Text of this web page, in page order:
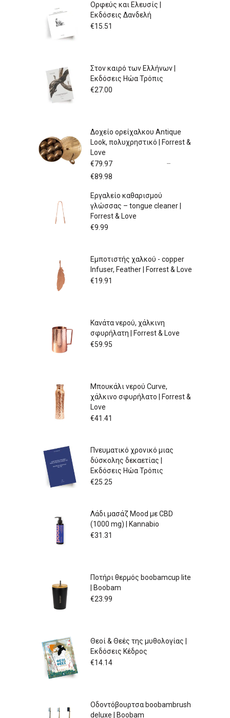
Ορφεύς και Ελευσίς |
Εκδόσεις Δανδελή
€15.51
Στον καιρό των Ελλήνων |
Εκδόσεις Ηώα Τρόπις
€27.00
Δοχείο ορείχαλκου Antique
Look, πολυχρηστικό | Forrest &
Love
€79.97
–
€89.98
through
Εργαλείο καθαρισμού
γλώσσας – tongue cleaner |
Forrest & Love
€9.99
Εμποτιστής χαλκού - copper
Infuser, Feather | Forrest & Love
€19.91
Κανάτα νερού, χάλκινη
σφυρήλατη | Forrest & Love
€59.95
Μπουκάλι νερού Curve,
χάλκινο σφυρήλατο | Forrest &
Love
€41.41
Πνευματικό χρονικό μιας
δύσκολης δεκαετίας |
Εκδόσεις Ηώα Τρόπις
€25.25
Λάδι μασάζ Mood με CBD
(1000 mg) | Kannabio
€31.31
Ποτήρι θερμός boobamcup lite
| Boobam
€23.99
Θεοί & Θεές της μυθολογίας |
Εκδόσεις Κέδρος
€14.14
Οδοντόβουρτσα boobambrush
deluxe | Boobam